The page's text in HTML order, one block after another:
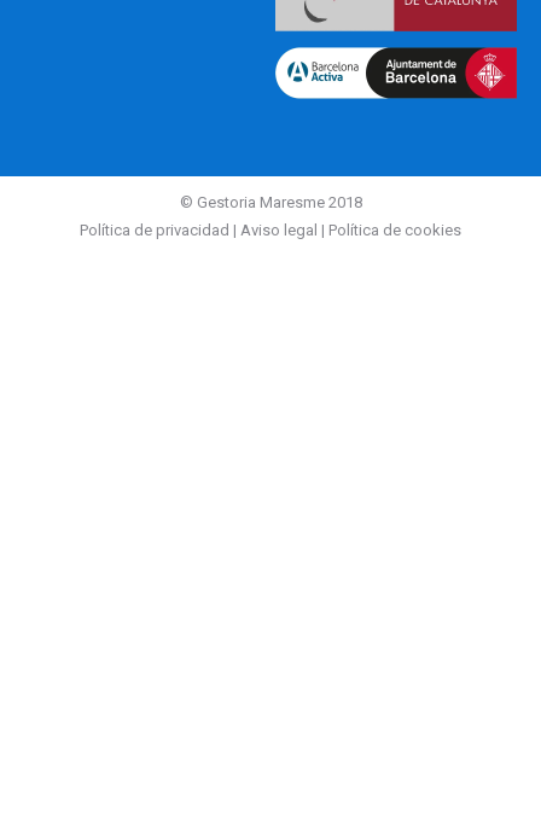
© Gestoria Maresme 2018
Política de privacidad | Aviso legal | Política de cookies